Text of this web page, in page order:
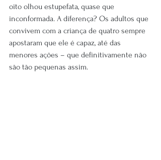
oito olhou estupefata, quase que
inconformada. A diferença? Os adultos que
convivem com a criança de quatro sempre
apostaram que ele é capaz, até das
menores ações – que definitivamente não
são tão pequenas assim.